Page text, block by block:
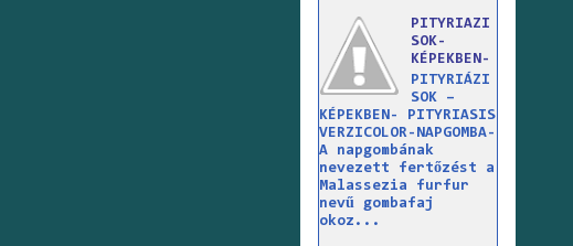
PITYRIAZI
SOK-
KÉPEKBEN-
PITYRIÁZI
SOK –
KÉPEKBEN- PITYRIASIS
VERZICOLOR-NAPGOMBA-
A napgombának
nevezett fertőzést a
Malassezia furfur
nevű gombafaj
okoz...